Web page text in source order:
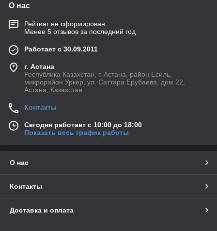
О нас
Рейтинг не сформирован
Менее 5 отзывов за последний год
Работает с 30.09.2011
г. Астана
Республика Казахстан, г. Астана, район Есиль,
микрорайон Уркер, ул. Саттара Ерубаева, дом 22,
Астана, Казахстан
Контакты
Сегодня работает с 10:00 до 18:00
Показать весь график работы
О нас
Контакты
Доставка и оплата